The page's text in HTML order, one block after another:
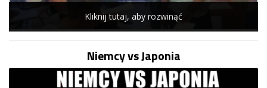
Kliknij tutaj, aby rozwinąć
Niemcy vs Japonia